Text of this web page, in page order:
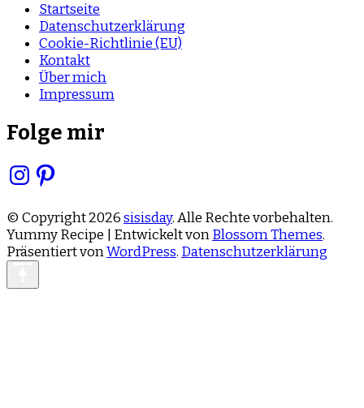
Startseite
Datenschutzerklärung
Cookie-Richtlinie (EU)
Kontakt
Über mich
Impressum
Folge mir
Instagram
Pinterest
© Copyright 2026sisisday. Alle Rechte vorbehalten.
Yummy Recipe | Entwickelt vonBlossom Themes.
Präsentiert vonWordPress. Datenschutzerklärung